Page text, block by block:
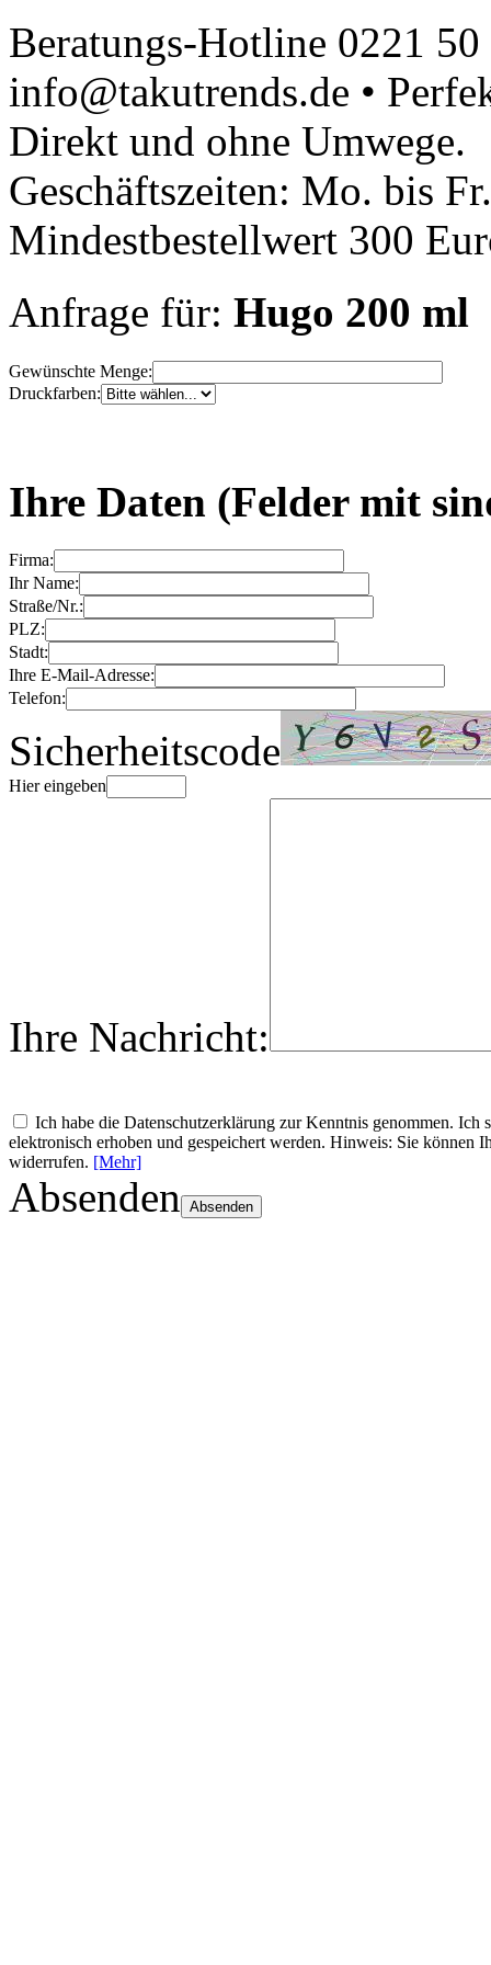
Beratungs-Hotline 0221
info@takutrends.de •
Direkt und ohne Umwege.
Geschäftszeiten: Mo. bis
Mindestbestellwert 300
Anfrage für: Hugo 200 ml
Gewünschte Menge:
Druckfarben:
Ihre Daten (Felder mit
Firma:
Ihr Name:
Straße/Nr.:
PLZ:
Stadt:
Ihre E-Mail-Adresse:
Telefon:
Sicherheitscode
Hier eingeben
Ihre Nachricht:
Ich habe die Datenschutzerklärung zur Kenntnis genommen.
elektronisch erhoben und gespeichert werden. Hinweis: Sie
widerrufen. [Mehr]
Absenden Absenden